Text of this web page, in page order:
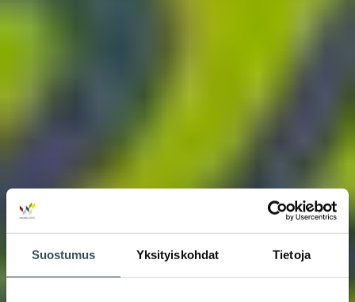
Suostumus Yksityiskohdat Tietoja